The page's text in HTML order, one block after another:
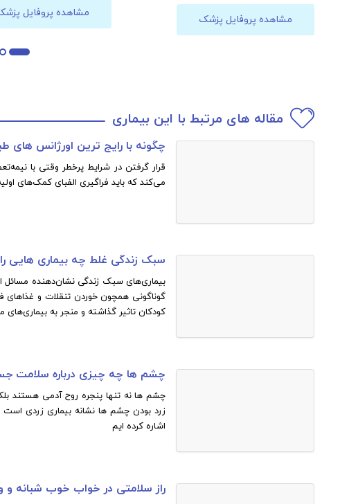
مشاهده پروفایل پزشک
مشاهده پروفایل
مقاله های مرتبط با این بیماری
چگونه با رایج ترین اورژانس های
قرار گرفتن در شرایط پرخطر وقتی با
می‌کند که باید فراگیری الفبای کمک‌های
سبک زندگی غلط چه بیماری هایی
بیماری‌های سبک زندگی نشان‌دهنده مسائل
گوناگونی همچون خوردن تنقلات و غذاهای
کودکان تاثیر گذاشته و منجر به
چشم ها چه چیزی درباره سلامت
چشم ها نه تنها پنجره روح آدمی هستند
زرد بودن چشم ها نشانه بیماری زردی است
اشاره کرده ایم
راز سلامتی در خواب خوب شبانه
عوارض خالکوبی به روایت